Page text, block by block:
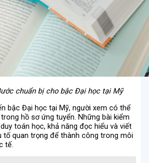
chuẩn bị cho bậc Đại học tại Mỹ
bậc Đại học tại Mỹ, người xem có thể
hồ sơ ứng tuyển. Những bài kiểm
toán học, khả năng đọc hiểu và viết
tố quan trọng để thành công trong môi
tế.